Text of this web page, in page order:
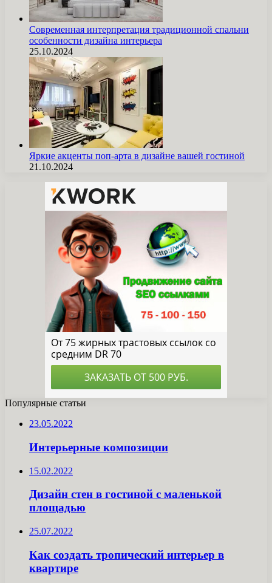
Современная интерпретация традиционной спальни
особенности дизайна интерьера
25.10.2024
Яркие акценты поп-арта в дизайне вашей гостиной
21.10.2024
Популярные статьи
23.05.2022
Интерьерные композиции
15.02.2022
Дизайн стен в гостиной с маленькой
площадью
25.07.2022
Как создать тропический интерьер в
квартире